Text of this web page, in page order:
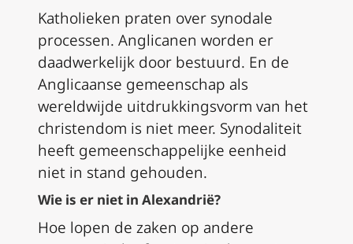
Katholieken praten over synodale
processen. Anglicanen worden er
daadwerkelijk door bestuurd. En de
Anglicaanse gemeenschap als
wereldwijde uitdrukkingsvorm van het
christendom is niet meer. Synodaliteit
heeft gemeenschappelijke eenheid
niet in stand gehouden.
Wie is er niet in Alexandrië?
Hoe lopen de zaken op andere